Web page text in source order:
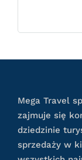
Mega Travel
zajmuje się
dziedzinie
sprzedaży w